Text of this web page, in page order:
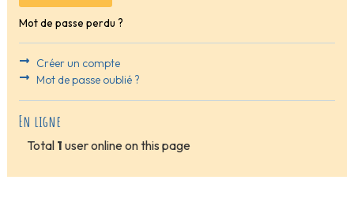
Mot de passe perdu ?
Créer un compte
Mot de passe oublié ?
En ligne
Total 1 user online on this page